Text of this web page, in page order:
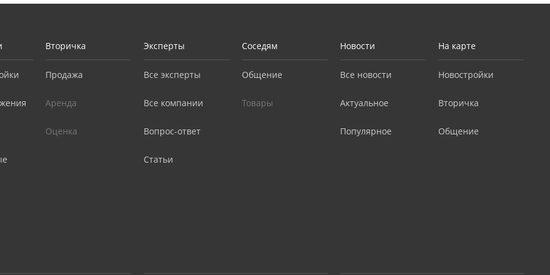
Вторичка
Продажа
Аренда
Оценка
Эксперты
Все эксперты
Все компании
Вопрос-ответ
Статьи
Соседям
Общение
Товары
Новости
Все новости
Актуальное
Популярное
На карте
Новостройки
Вторичка
Общение